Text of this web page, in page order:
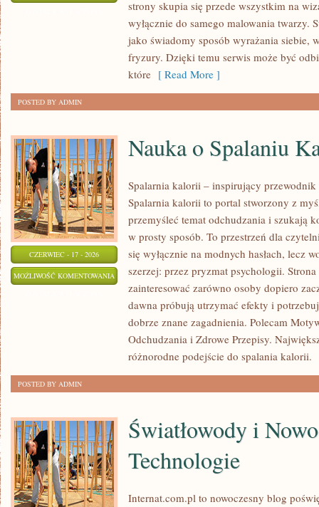
FRYZUR
strony skupia się przede wszystkim na
wyłącznie do samego malowania twarzy.
jako świadomy sposób wyrażania siebie,
fryzury. Dzięki temu serwis może być
które [ Read More ]
POSTED BY ADMIN
CZERWIEC - 17 - 2026
MOŻLIWOŚĆ KOMENTOWANIA NAUKA
SPALANIU
KALORII
Nauka o Spalaniu
Spalarnia kalorii – inspirujący przewodnik
Spalarnia kalorii to portal stworzony z
przemyśleć temat odchudzania i szukają
w prosty sposób. To przestrzeń dla
się wyłącznie na modnych hasłach, lecz
szerzej: przez pryzmat psychologii.
zainteresować zarówno osoby dopiero
dawna próbują utrzymać efekty i
dobrze znane zagadnienia. Polecam
Odchudzania i Zdrowe Przepisy.
różnorodne podejście do spalania kalorii.
POSTED BY ADMIN
Światłowody i
Technologie
Internat.com.pl to nowoczesny blog